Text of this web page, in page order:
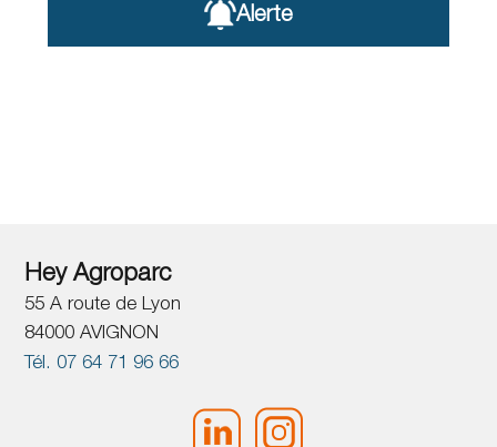
Alerte
Hey Agroparc
55 A route de Lyon
84000 AVIGNON
Tél. 07 64 71 96 66